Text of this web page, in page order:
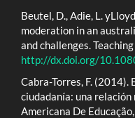
Beutel, D., Adie, L.
moderation in an
and challenges.
http://dx.doi.org/
Cabra-Torres, F. (2014).
ciudadanía: una
Americana De